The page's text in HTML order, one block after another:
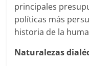
principales
políticas más
historia de la
Naturalezas